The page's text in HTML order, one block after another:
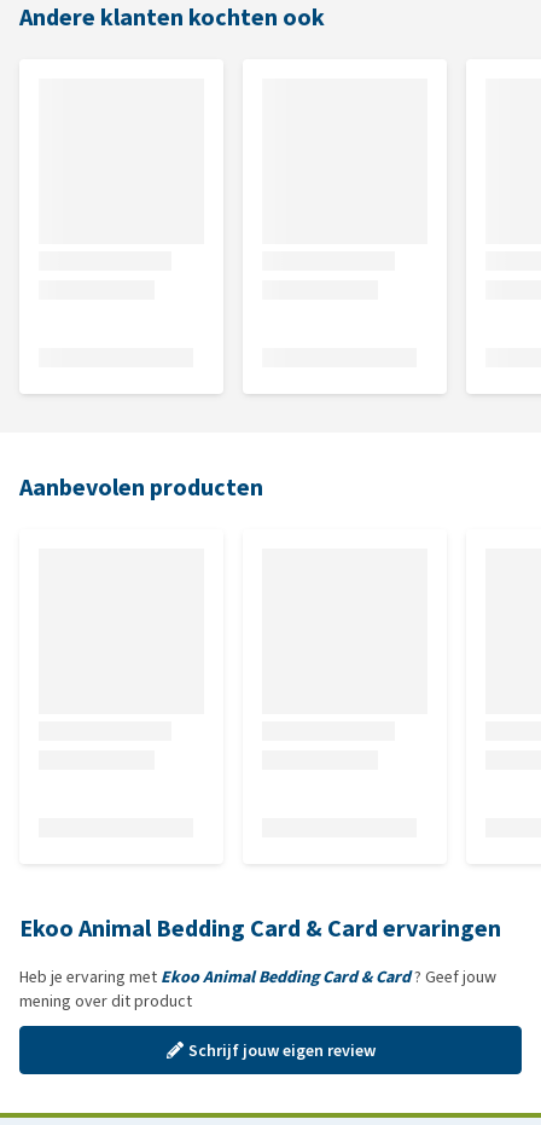
Andere klanten kochten ook
Aanbevolen producten
Ekoo Animal Bedding Card & Card ervaringen
Heb je ervaring met Ekoo Animal Bedding Card & Card? Geef jouw
mening over dit product
Schrijf jouw eigen review